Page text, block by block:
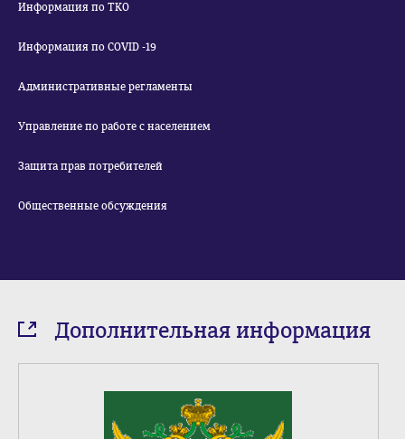
Информация по ТКО
Информация по COVID -19
Административные регламенты
Управление по работе с населением
Защита прав потребителей
Общественные обсуждения
Дополнительная информация